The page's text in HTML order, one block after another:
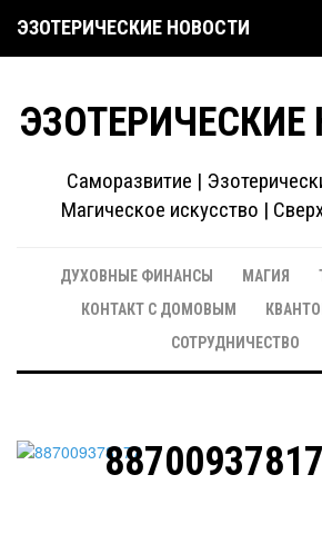
ЭЗОТЕРИЧЕСКИЕ НОВОСТИ
ЭЗОТЕРИЧЕСКИЕ
Саморазвитие |
Магическое искусство |
ДУХОВНЫЕ ФИНАНСЫ МАГИЯ
КОНТАКТ С ДОМОВЫМ
СОТРУДНИЧЕСТВО